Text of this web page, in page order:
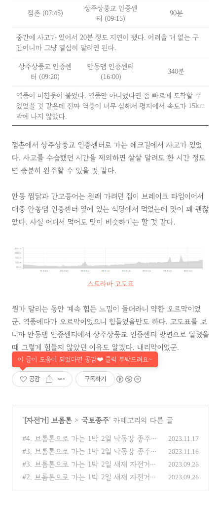
점촌 (07:45)
상주상풍교 인증센
터 (09:15)
90분
중간에 사고가 있어서 20분 정도 지연이 됐다. 어려울 거 없는 구
간이니까 그냥 열심히 달리면 된다.
상주상풍교 인증센
터 (09:20)
안동댐 인증센터
(16:00)
340분
역풍이 미친듯이 불었다. 역풍만 아니었다면 좀 빠르게 도착할 수
있었을 것 같은데 진짜 역풍이 너무 심해서 평지에서 속도가 15km
밖에 나지 않았다.
점촌에서 상주상풍교 인증센터로 가는 데크길에서 사고가 있었
다. 사고를 수습했던 시간을 제외하면 살살 달려도 한 시간 정도
면 충분히 완주할 수 있을 것 같다.
안동 찜닭과 간고등어는 원래 가려던 집이 브레이크 타임이어서
대충 안동댐 인증센터 옆에 있는 식당에서 먹었는데 맛이 꽤 괜찮
았다. 사실 어디서 먹어도 맛이 비슷하기는 할 것 같다.
스트라바 고도표
뭔가 달리는 동안 계속 힘든 느낌이 들더라니 약한 오르막이었
군. 역풍에다가 오르막이었으니 힘들었을만도 하다. 고도표를 보
니까 안동댐 인증센터에서 상주상풍교 인증센터 방면으로 달렸을
때 그렇게 힘들지 않았던 이유도 알겠다. 내리막이었군.
이 글이 도움이 되었다면 공감❤️ 클릭 부탁드려요~
공감 구독하기
' [자전거] 브롬톤 > 국토종주' 카테고리의 다른 글
#4. 브롬톤으로 가는 1박 2일 낙동강 종주
후기 - [2일차] 적포삼거리 ~ 낙동강하굿둑
(1)
2023.11.17
#3. 브롬톤으로 가는 1박 2일 낙동강 종주
후기 - [1일차] 상주상풍교 ~ 적포삼거리
(1)
2023.11.16
#3. 브롬톤으로 가는 1박 2일 새재 자전거길
종주 & 안동댐 후기 - [2일차] 점촌 ~ 안동댐
2023.09.26
#2. 브롬톤으로 가는 1박 2일 새재 자전거길
2023.09.26